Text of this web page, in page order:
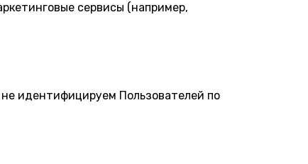
сервисы (например,
идентифицируем Пользователей по